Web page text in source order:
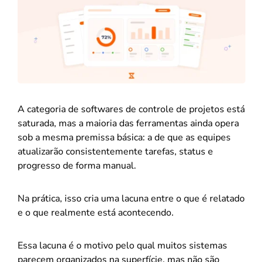
A categoria de softwares de controle de projetos está
saturada, mas a maioria das ferramentas ainda opera
sob a mesma premissa básica: a de que as equipes
atualizarão consistentemente tarefas, status e
progresso de forma manual.
Na prática, isso cria uma lacuna entre o que é relatado
e o que realmente está acontecendo.
Essa lacuna é o motivo pelo qual muitos sistemas